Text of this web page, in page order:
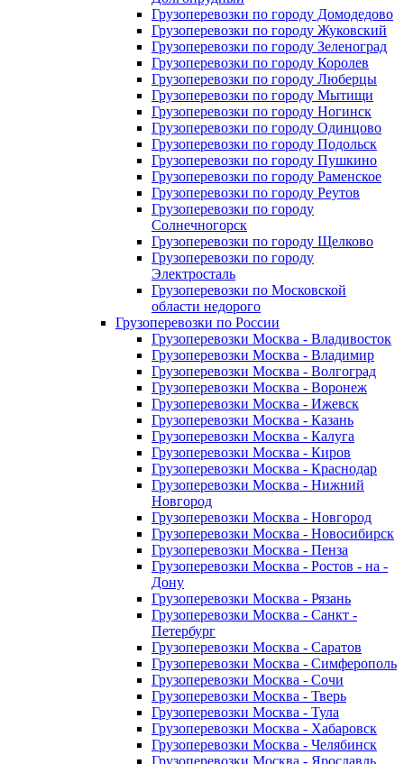
Грузоперевозки по городу Домодедово
Грузоперевозки по городу Жуковский
Грузоперевозки по городу Зеленоград
Грузоперевозки по городу Королев
Грузоперевозки по городу Люберцы
Грузоперевозки по городу Мытищи
Грузоперевозки по городу Ногинск
Грузоперевозки по городу Одинцово
Грузоперевозки по городу Подольск
Грузоперевозки по городу Пушкино
Грузоперевозки по городу Раменское
Грузоперевозки по городу Реутов
Грузоперевозки по городу
Солнечногорск
Грузоперевозки по городу Щелково
Грузоперевозки по городу
Электросталь
Грузоперевозки по Московской
области недорого
Грузоперевозки по России
Грузоперевозки Москва - Владивосток
Грузоперевозки Москва - Владимир
Грузоперевозки Москва - Волгоград
Грузоперевозки Москва - Воронеж
Грузоперевозки Москва - Ижевск
Грузоперевозки Москва - Казань
Грузоперевозки Москва - Калуга
Грузоперевозки Москва - Киров
Грузоперевозки Москва - Краснодар
Грузоперевозки Москва - Нижний
Новгород
Грузоперевозки Москва - Новгород
Грузоперевозки Москва - Новосибирск
Грузоперевозки Москва - Пенза
Грузоперевозки Москва - Ростов - на -
Дону
Грузоперевозки Москва - Рязань
Грузоперевозки Москва - Санкт -
Петербург
Грузоперевозки Москва - Саратов
Грузоперевозки Москва - Симферополь
Грузоперевозки Москва - Сочи
Грузоперевозки Москва - Тверь
Грузоперевозки Москва - Тула
Грузоперевозки Москва - Хабаровск
Грузоперевозки Москва - Челябинск
Грузоперевозки Москва - Ярославль